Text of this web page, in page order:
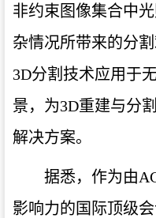
非约束图像集合中
杂情况所带来的分
3D分割技术应用于
景，为3D重建与分
解决方案。
据悉，作为由
影响力的国际顶级